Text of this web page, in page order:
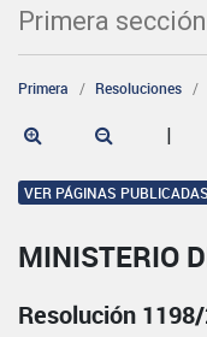
Primera sección
Primera Resoluciones
|
VER PÁGINAS PUBLICADAS
MINISTERIO
Resolución